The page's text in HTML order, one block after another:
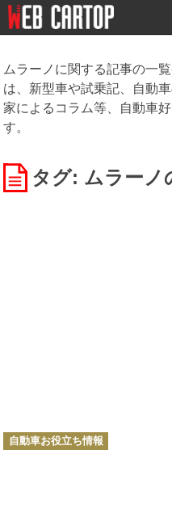
ムラーノに関する記事の一
は、新型車や試乗記、自動
家によるコラム等、自動車
す。
タグ: ムラーノ
カ
テ
自動車お役立ち情報